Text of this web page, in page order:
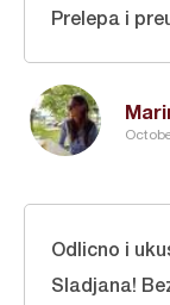
Prelepa i
Odlicno i
Sladjana!